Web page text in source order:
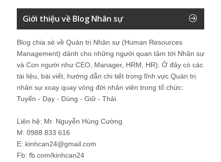
Giới thiệu về Blog Nhân sự
Blog chia sẻ về Quản trị Nhân sự (Human Resources
Management) dành cho những người quan tâm tới Nhân sự
và Con người như CEO, Manager, HRM, HR). Ở đây có các
tài liệu, bài viết, hướng dẫn chi tiết trong lĩnh vực Quản trị
nhân sự xoay quay vòng đời nhân viên trong tổ chức:
Tuyển - Dạy - Dùng - Giữ - Thải.
Liên hệ: Mr. Nguyễn Hùng Cường
M: 0988 833 616
E: kinhcan24@gmail.com
Fb: fb.com/kinhcan24